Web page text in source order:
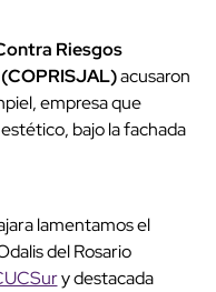
Riesgos
acusaron
empresa que
bajo la fachada
lamentamos el
del Rosario
y destacada